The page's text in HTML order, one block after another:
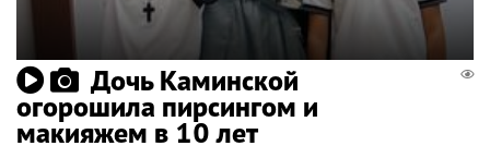
Дочь Каминской
огорошила пирсингом и
макияжем в 10 лет